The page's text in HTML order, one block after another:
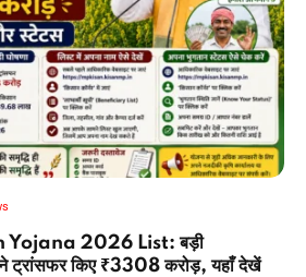
2026 List: बड़ी
ने ट्रांसफर किए ₹3308 करोड़, यहाँ देखें